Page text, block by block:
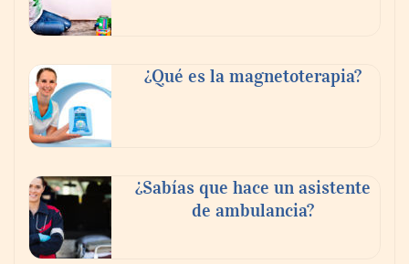
buscan proyectar talento mexicano y
fortalecer el turismo médico
¿Qué es la magnetoterapia?
¿Sabías que hace un asistente
de ambulancia?